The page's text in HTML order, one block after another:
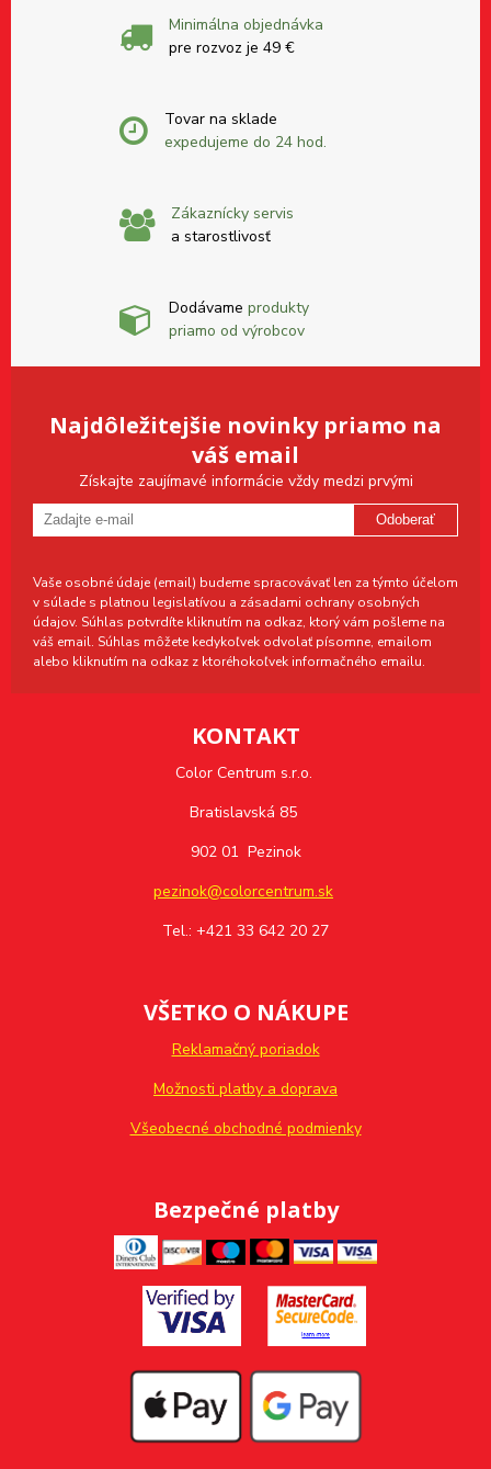
Minimálna objednávka
pre rozvoz je 49 €
Tovar na sklade
expedujeme do 24 hod.
Zákaznícky servis
a starostlivosť
Dodávame produkty
priamo od výrobcov
Najdôležitejšie novinky priamo na
váš email
Získajte zaujímavé informácie vždy medzi prvými
Odoberať
Vaše osobné údaje (email) budeme spracovávať len za týmto účelom
v súlade s platnou legislatívou a zásadami ochrany osobných
údajov. Súhlas potvrdíte kliknutím na odkaz, ktorý vám pošleme na
váš email. Súhlas môžete kedykoľvek odvolať písomne, emailom
alebo kliknutím na odkaz z ktoréhokoľvek informačného emailu.
KONTAKT
Color Centrum s.r.o.
Bratislavská 85
902 01 Pezinok
pezinok@colorcentrum.sk
Tel.: +421 33 642 20 27
VŠETKO O NÁKUPE
Reklamačný poriadok
Možnosti platby a doprava
Všeobecné obchodné podmienky
Bezpečné platby